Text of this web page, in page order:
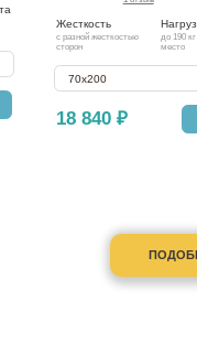
18 840 ₽
Жесткость
с разной жесткостью
сторон
до 190
место
70х200